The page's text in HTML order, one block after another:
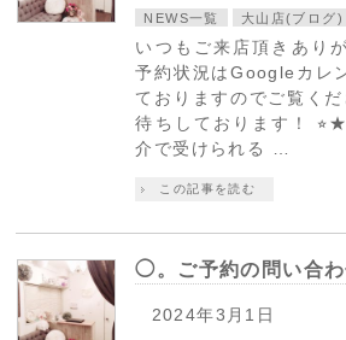
NEWS一覧 大山店(ブログ)
いつもご来店頂きあり
予約状況はGoogleカレ
ておりますのでご覧く
待ちしております！
介で受けられる …
この記事を読む
◯。ご予約の問い合
2024年3月1日